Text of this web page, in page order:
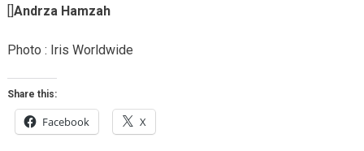
Andrza Hamzah
Photo : Iris Worldwide
Share this:
Facebook X